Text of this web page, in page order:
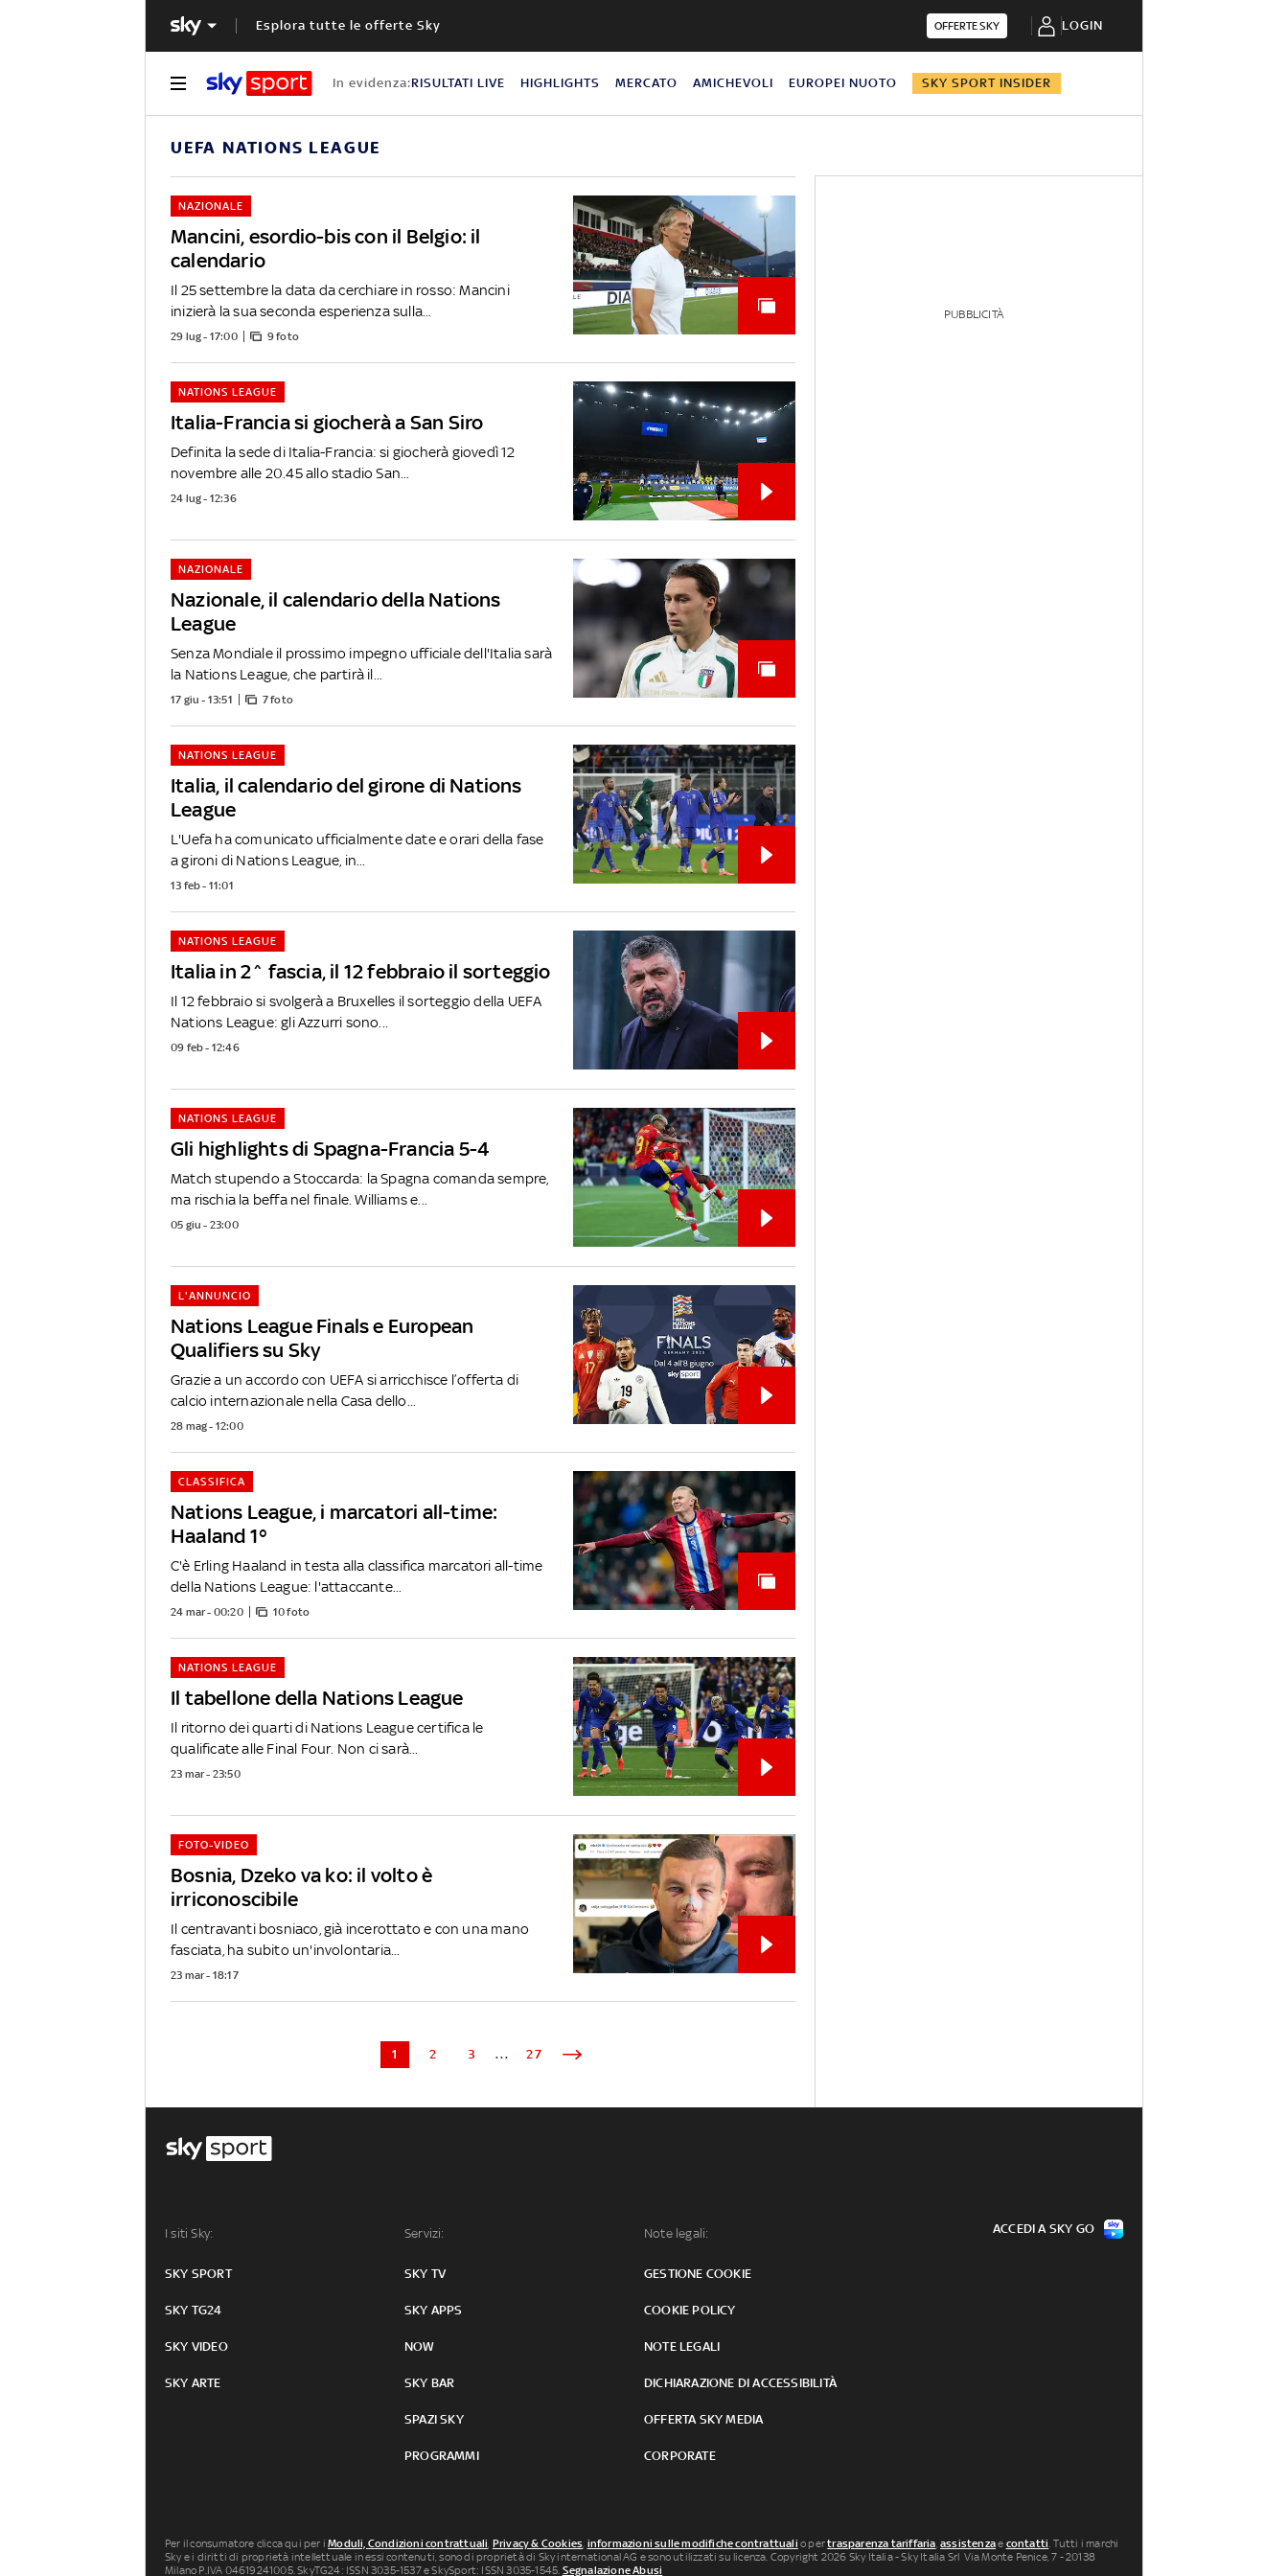
Esplora tutte le offerte Sky OFFERTE SKY LOGIN
In evidenza:RISULTATI LIVE HIGHLIGHTS MERCATO AMICHEVOLI EUROPEI NUOTO SKY SPORT INSIDER
UEFA NATIONS LEAGUE
Mancini, esordio-bis con il Belgio: il
calendario
NAZIONALE
Il 25 settembre la data da cerchiare in rosso: Mancini
inizierà la sua seconda esperienza sulla...
29 lug - 17:00 9 foto
Italia-Francia si giocherà a San Siro
NATIONS LEAGUE
Definita la sede di Italia-Francia: si giocherà giovedì 12
novembre alle 20.45 allo stadio San...
24 lug - 12:36
Nazionale, il calendario della Nations
League
NAZIONALE
Senza Mondiale il prossimo impegno ufficiale dell'Italia sarà
la Nations League, che partirà il...
17 giu - 13:51 7 foto
Italia, il calendario del girone di Nations
League
NATIONS LEAGUE
L'Uefa ha comunicato ufficialmente date e orari della fase
a gironi di Nations League, in...
13 feb - 11:01
Italia in 2^ fascia, il 12 febbraio il sorteggio
NATIONS LEAGUE
Il 12 febbraio si svolgerà a Bruxelles il sorteggio della UEFA
Nations League: gli Azzurri sono...
09 feb - 12:46
Gli highlights di Spagna-Francia 5-4
NATIONS LEAGUE
Match stupendo a Stoccarda: la Spagna comanda sempre,
ma rischia la beffa nel finale. Williams e...
05 giu - 23:00
Nations League Finals e European
Qualifiers su Sky
L'ANNUNCIO
Grazie a un accordo con UEFA si arricchisce l’offerta di
calcio internazionale nella Casa dello...
28 mag - 12:00
Nations League, i marcatori all-time:
Haaland 1°
CLASSIFICA
C'è Erling Haaland in testa alla classifica marcatori all-time
della Nations League: l'attaccante...
24 mar - 00:20 10 foto
Il tabellone della Nations League
NATIONS LEAGUE
Il ritorno dei quarti di Nations League certifica le
qualificate alle Final Four. Non ci sarà...
23 mar - 23:50
Bosnia, Dzeko va ko: il volto è
irriconoscibile
FOTO-VIDEO
Il centravanti bosniaco, già incerottato e con una mano
fasciata, ha subito un'involontaria...
23 mar - 18:17
1 2 3 ... 27
PUBBLICITÀ
I siti Sky:
SKY SPORT
SKY TG24
SKY VIDEO
SKY ARTE
Servizi:
SKY TV
SKY APPS
NOW
SKY BAR
SPAZI SKY
PROGRAMMI
Note legali:
GESTIONE COOKIE
COOKIE POLICY
NOTE LEGALI
DICHIARAZIONE DI ACCESSIBILITÀ
OFFERTA SKY MEDIA
CORPORATE
ACCEDI A SKY GO
Per il consumatore clicca qui per iModuli, Condizioni contrattuali, Privacy & Cookies, informazioni sulle modifiche contrattuali o pertrasparenza tariffaria,assistenzae contatti. Tutti i marchi
Sky e i diritti di proprietà intellettuale in essi contenuti, sono di proprietà di Sky international AG e sono utilizzati su licenza. Copyright 2026 Sky Italia - Sky Italia Srl Via Monte Penice, 7 - 20138
Milano P.IVA 04619241005. SkyTG24: ISSN 3035-1537 e SkySport: ISSN 3035-1545. Segnalazione Abusi